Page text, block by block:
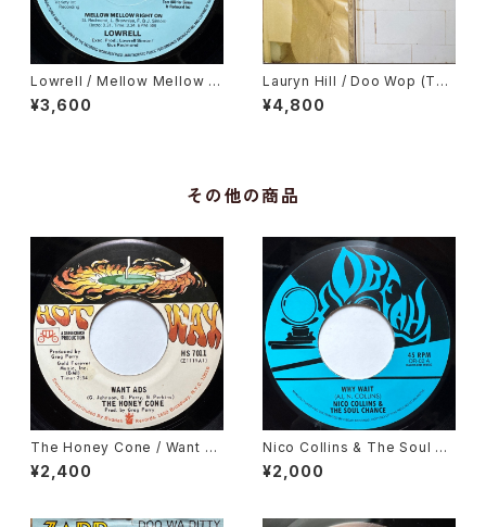
Lowrell / Mellow Mellow Ri
ght On
¥3,600
Lauryn Hill / Doo Wop (Tha
t Thing)
¥4,800
その他の商品
The Honey Cone / Want A
ds
¥2,400
Nico Collins & The Soul Ch
ance / Why Wait
¥2,000